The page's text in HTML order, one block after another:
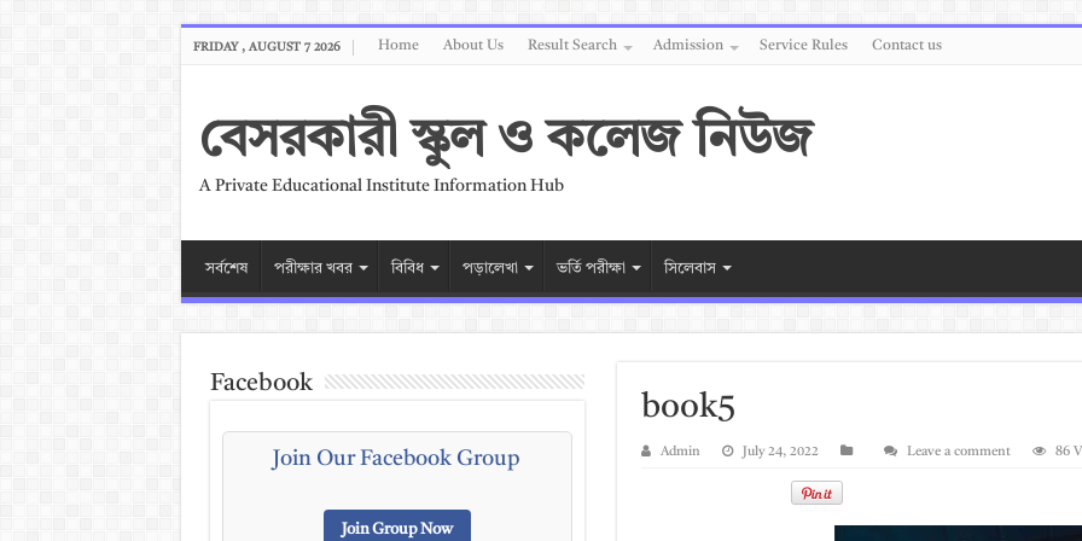
FRIDAY , AUGUST 7 2026 Home About Us Result Search Admission Service Rules Contact us
বেসরকারী স্কুল ও কলেজ নিউজ
A Private Educational Institute Information Hub
সর্বশেষ পরীক্ষার খবর বিবিধ পড়ালেখা ভর্তি পরীক্ষা সিলেবাস
book5
Admin July 24, 2022 Leave a comment 86
Facebook
Join Our Facebook Group
Join Group Now